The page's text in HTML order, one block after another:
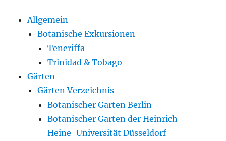
Allgemein
Botanische Exkursionen
Teneriffa
Trinidad & Tobago
Gärten
Gärten Verzeichnis
Botanischer Garten Berlin
Botanischer Garten der Heinrich-
Heine-Universität Düsseldorf